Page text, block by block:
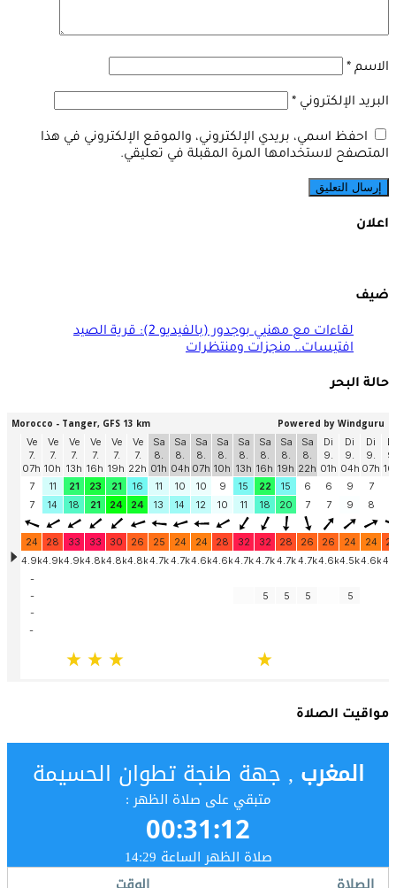
الاسم *
البريد الإلكتروني *
احفظ اسمي، بريدي الإلكتروني، والموقع الإلكتروني في هذا
المتصفح لاستخدامها المرة المقبلة في تعليقي.
اعلان
ضيف
لقاءات مع مهنيي بوجدور (بالفيديو 2): قرية الصيد
افتيسات.. منجزات ومنتظرات
حالة البحر
مواقيت الصلاة